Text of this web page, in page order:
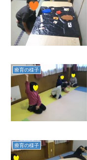
療育の様子
療育の様子